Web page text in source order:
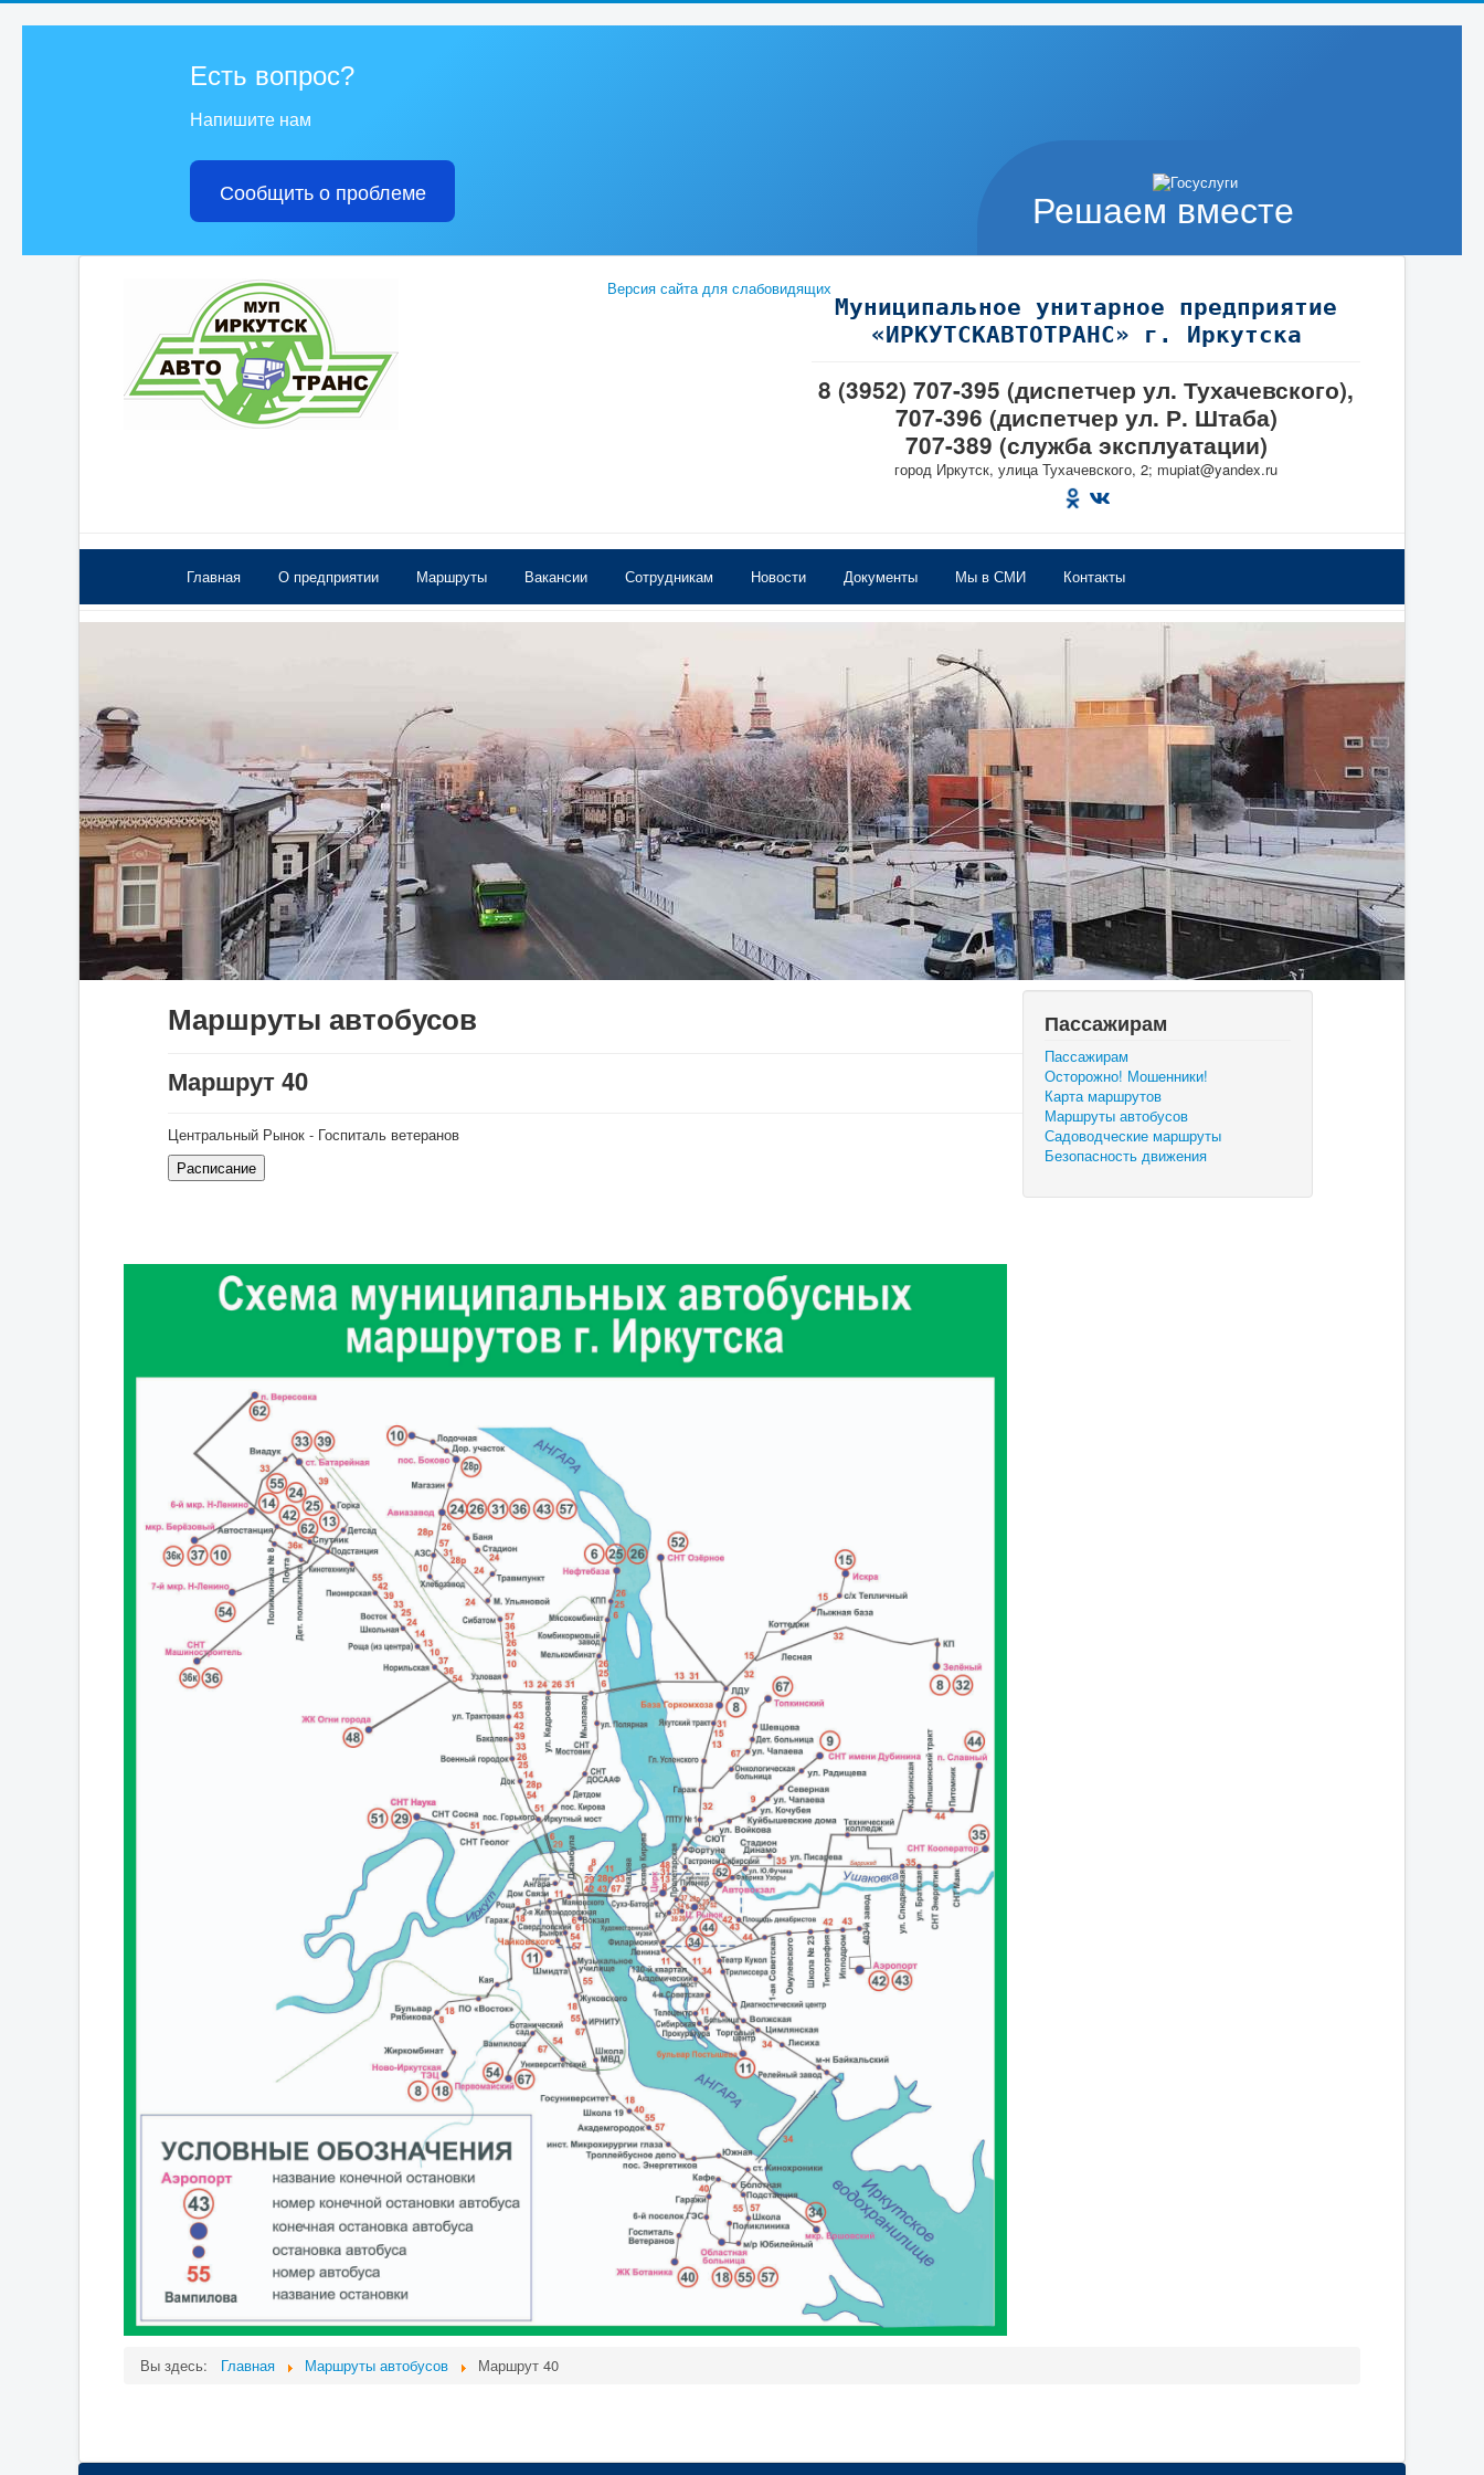
Решаем вместе
Есть вопрос?
Напишите нам
Сообщить о проблеме
Версия сайта для слабовидящих
Муниципальное унитарное предприятие
«ИРКУТСКАВТОТРАНС» г. Иркутска
8 (3952) 707-395 (диспетчер ул. Тухачевского),
707-396 (диспетчер ул. Р. Штаба)
707-389 (служба эксплуатации)
город Иркутск, улица Тухачевского, 2; mupiat@yandex.ru
Главная О предприятии Маршруты Вакансии Сотрудникам Новости Документы Мы в СМИ Контакты
Маршруты автобусов
Маршрут 40
Центральный Рынок - Госпиталь ветеранов
Пассажирам
Пассажирам
Осторожно! Мошенники!
Карта маршрутов
Маршруты автобусов
Садоводческие маршруты
Безопасность движения
Вы здесь: Главная Маршруты автобусов Маршрут 40